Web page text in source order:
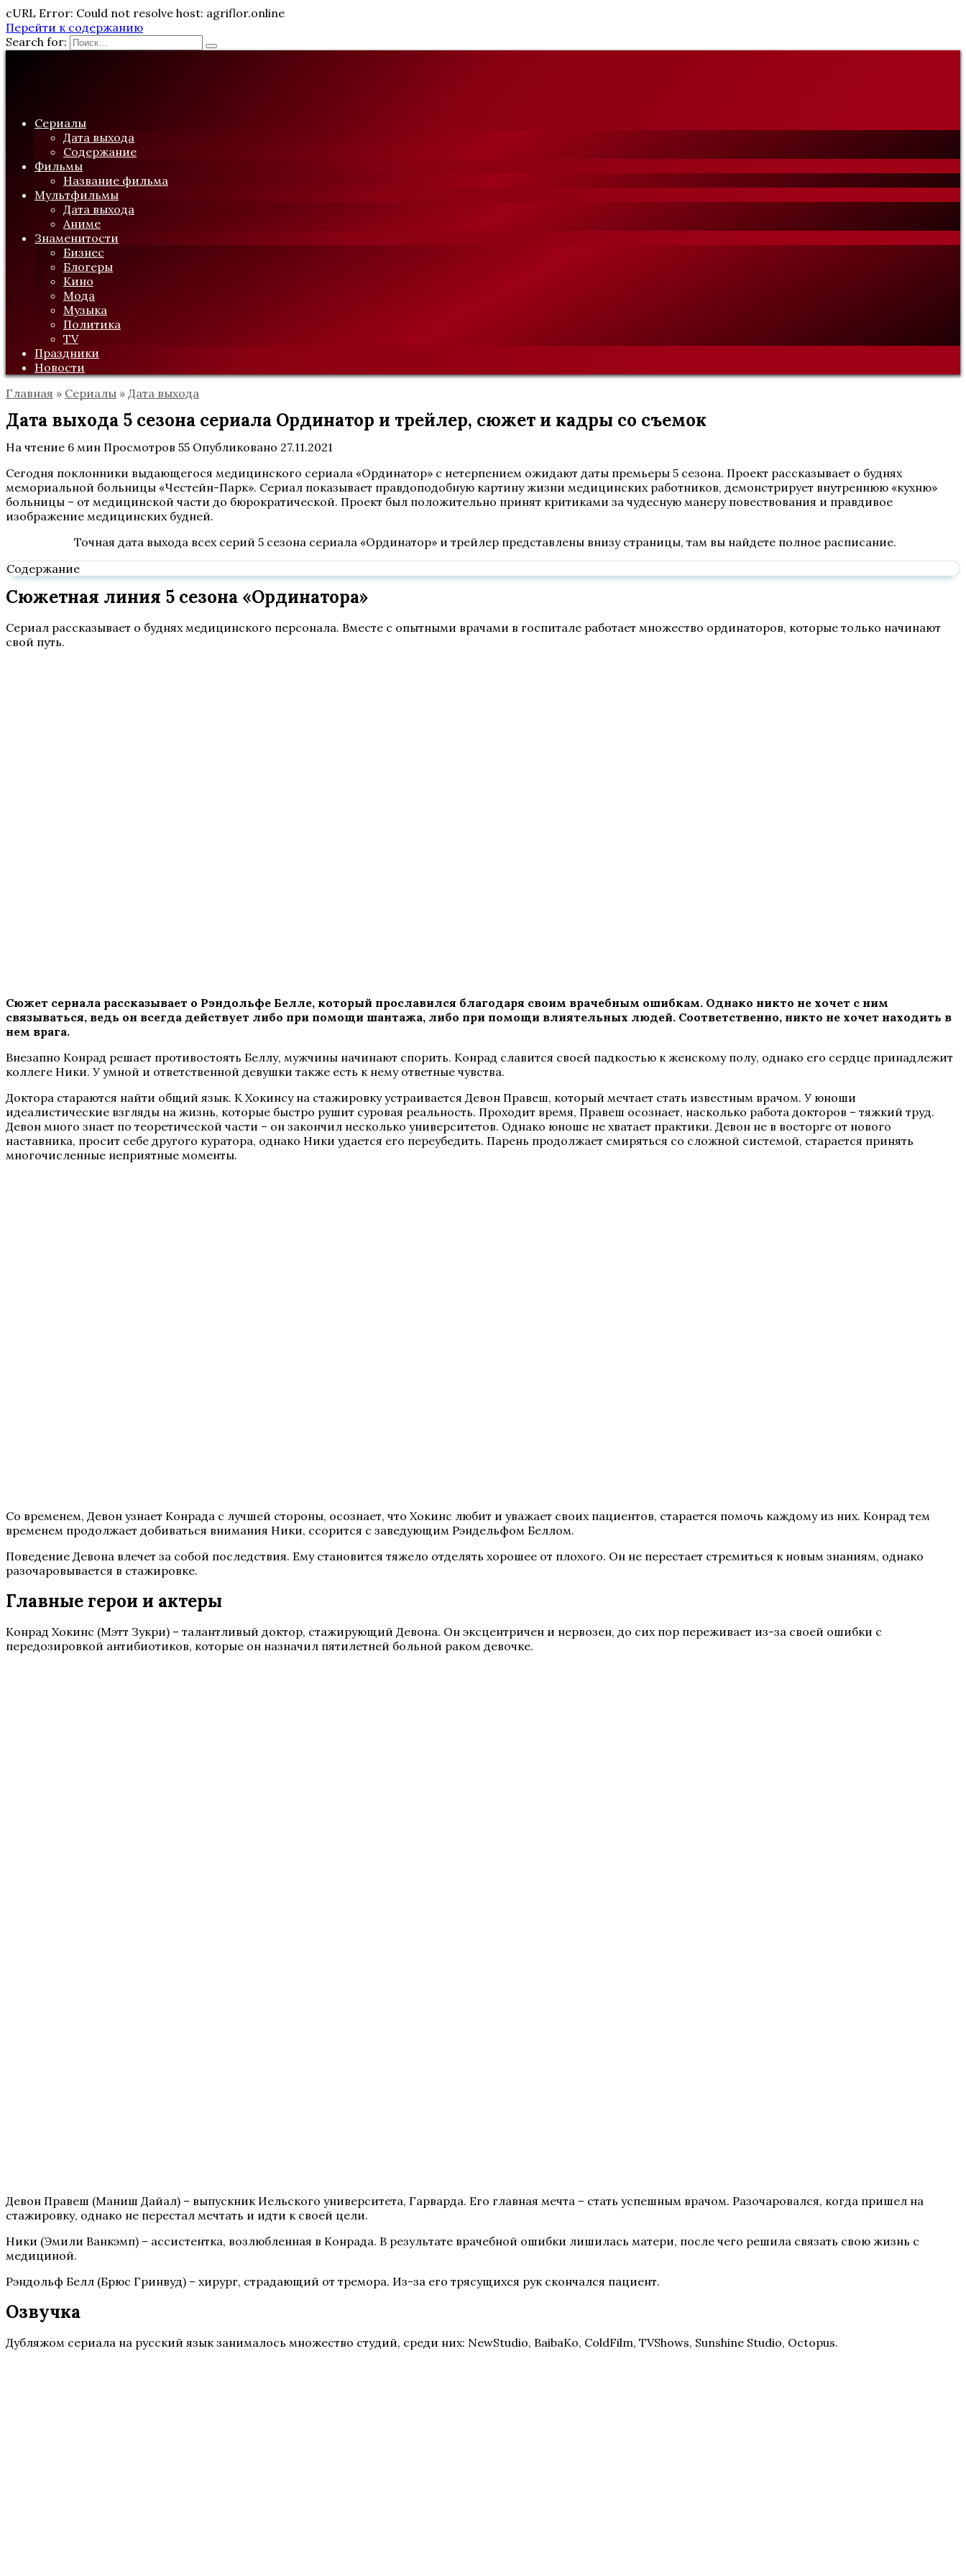
cURL Error: Could not resolve host: agriflor.online
Перейти к содержанию
Search for:
Сериалы
Дата выхода
Содержание
Фильмы
Название фильма
Мультфильмы
Дата выхода
Аниме
Знаменитости
Бизнес
Блогеры
Кино
Мода
Музыка
Политика
TV
Праздники
Новости
Главная » Сериалы » Дата выхода
Дата выхода 5 сезона сериала Ординатор и трейлер, сюжет и кадры со съемок
На чтение 6 мин Просмотров 55 Опубликовано 27.11.2021
Сегодня поклонники выдающегося медицинского сериала «Ординатор» с нетерпением ожидают даты премьеры 5 сезона. Проект рассказывает о буднях
мемориальной больницы «Честейн-Парк». Сериал показывает правдоподобную картину жизни медицинских работников, демонстрирует внутреннюю «кухню»
больницы – от медицинской части до бюрократической. Проект был положительно принят критиками за чудесную манеру повествования и правдивое
изображение медицинских будней.
Точная дата выхода всех серий 5 сезона сериала «Ординатор» и трейлер представлены внизу страницы, там вы найдете полное расписание.
Содержание
Сюжетная линия 5 сезона «Ординатора»
Сериал рассказывает о буднях медицинского персонала. Вместе с опытными врачами в госпитале работает множество ординаторов, которые только начинают
свой путь.
Сюжет сериала рассказывает о Рэндольфе Белле, который прославился благодаря своим врачебным ошибкам. Однако никто не хочет с ним
связываться, ведь он всегда действует либо при помощи шантажа, либо при помощи влиятельных людей. Соответственно, никто не хочет находить в
нем врага.
Внезапно Конрад решает противостоять Беллу, мужчины начинают спорить. Конрад славится своей падкостью к женскому полу, однако его сердце принадлежит
коллеге Ники. У умной и ответственной девушки также есть к нему ответные чувства.
Доктора стараются найти общий язык. К Хокинсу на стажировку устраивается Девон Правеш, который мечтает стать известным врачом. У юноши
идеалистические взгляды на жизнь, которые быстро рушит суровая реальность. Проходит время, Правеш осознает, насколько работа докторов – тяжкий труд.
Девон много знает по теоретической части – он закончил несколько университетов. Однако юноше не хватает практики. Девон не в восторге от нового
наставника, просит себе другого куратора, однако Ники удается его переубедить. Парень продолжает смиряться со сложной системой, старается принять
многочисленные неприятные моменты.
Со временем, Девон узнает Конрада с лучшей стороны, осознает, что Хокинс любит и уважает своих пациентов, старается помочь каждому из них. Конрад тем
временем продолжает добиваться внимания Ники, ссорится с заведующим Рэндельфом Беллом.
Поведение Девона влечет за собой последствия. Ему становится тяжело отделять хорошее от плохого. Он не перестает стремиться к новым знаниям, однако
разочаровывается в стажировке.
Главные герои и актеры
Конрад Хокинс (Мэтт Зукри) – талантливый доктор, стажирующий Девона. Он эксцентричен и нервозен, до сих пор переживает из-за своей ошибки с
передозировкой антибиотиков, которые он назначил пятилетней больной раком девочке.
Девон Правеш (Маниш Дайал) – выпускник Иельского университета, Гарварда. Его главная мечта – стать успешным врачом. Разочаровался, когда пришел на
стажировку, однако не перестал мечтать и идти к своей цели.
Ники (Эмили Ванкэмп) – ассистентка, возлюбленная в Конрада. В результате врачебной ошибки лишилась матери, после чего решила связать свою жизнь с
медициной.
Рэндольф Белл (Брюс Гринвуд) – хирург, страдающий от тремора. Из-за его трясущихся рук скончался пациент.
Озвучка
Дубляжом сериала на русский язык занималось множество студий, среди них: NewStudio, BaibaKo, ColdFilm, TVShows, Sunshine Studio, Octopus.